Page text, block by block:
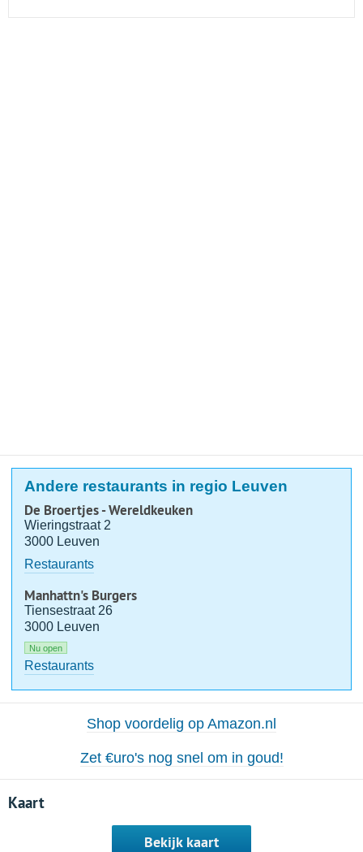
Andere restaurants in regio Leuven
De Broertjes - Wereldkeuken
Wieringstraat 2
3000 Leuven
Restaurants
Manhattn's Burgers
Tiensestraat 26
3000 Leuven
Nu open
Restaurants
Shop voordelig op Amazon.nl
Zet €uro's nog snel om in goud!
Kaart
Bekijk kaart